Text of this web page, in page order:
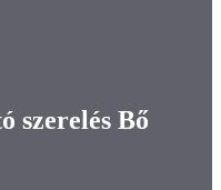
szerelés Bő